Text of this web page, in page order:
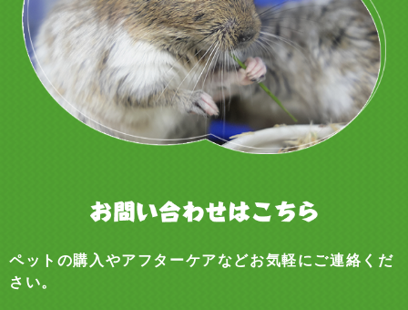
ペットの購入やアフターケアなどお気軽にご連絡くだ
さい。